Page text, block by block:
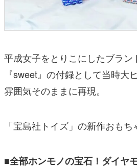
平成女子をとりこにしたブラ
『sweet』の付録として当時大
雰囲気そのままに再現。
「宝島社トイズ」の新作おもち
■全部ホンモノの宝石！ダイヤ